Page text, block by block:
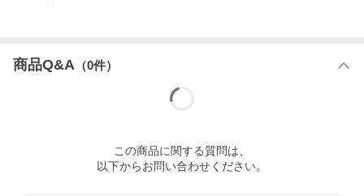
商品Q&A （0件）
この商品に関する質問は、
以下からお問い合わせください。